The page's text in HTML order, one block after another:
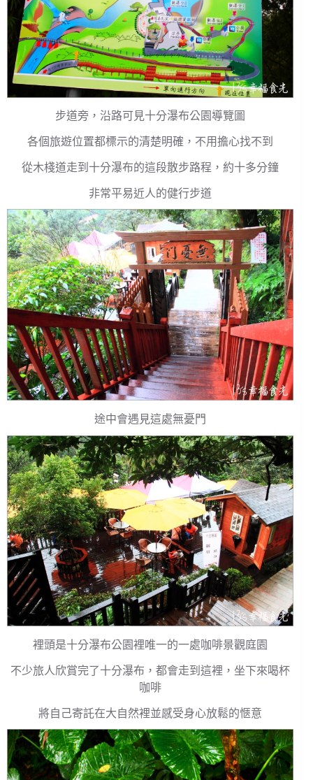
步道旁，沿路可見十分瀑布公園導覽圖
各個旅遊位置都標示的清楚明確，不用擔心找不到
從木棧道走到十分瀑布的這段散步路程，約十多分鐘
非常平易近人的健行步道
途中會遇見這處無憂門
裡頭是十分瀑布公園裡唯一的一處咖啡景觀庭園
不少旅人欣賞完了十分瀑布，都會走到這裡，坐下來喝杯
咖啡
將自己寄託在大自然裡並感受身心放鬆的愜意